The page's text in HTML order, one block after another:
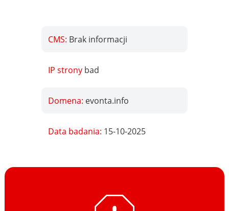
CMS: Brak informacji
IP strony bad
Domena: evonta.info
Data badania: 15-10-2025